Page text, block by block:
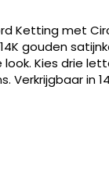
Ketting met
gouden
Kies drie
Verkrijgbaar in